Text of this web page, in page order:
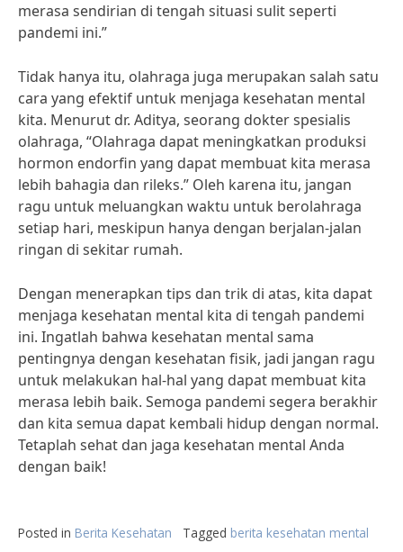
merasa sendirian di tengah situasi sulit seperti
pandemi ini.”
Tidak hanya itu, olahraga juga merupakan salah satu
cara yang efektif untuk menjaga kesehatan mental
kita. Menurut dr. Aditya, seorang dokter spesialis
olahraga, “Olahraga dapat meningkatkan produksi
hormon endorfin yang dapat membuat kita merasa
lebih bahagia dan rileks.” Oleh karena itu, jangan
ragu untuk meluangkan waktu untuk berolahraga
setiap hari, meskipun hanya dengan berjalan-jalan
ringan di sekitar rumah.
Dengan menerapkan tips dan trik di atas, kita dapat
menjaga kesehatan mental kita di tengah pandemi
ini. Ingatlah bahwa kesehatan mental sama
pentingnya dengan kesehatan fisik, jadi jangan ragu
untuk melakukan hal-hal yang dapat membuat kita
merasa lebih baik. Semoga pandemi segera berakhir
dan kita semua dapat kembali hidup dengan normal.
Tetaplah sehat dan jaga kesehatan mental Anda
dengan baik!
Posted in Berita Kesehatan Tagged berita kesehatan mental